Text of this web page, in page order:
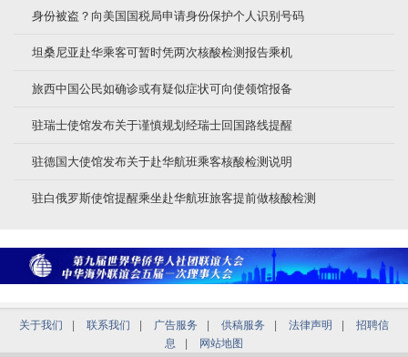
身份被盗？向美国国税局申请身份保护个人识别号码
坦桑尼亚赴华乘客可暂时凭两次核酸检测报告乘机
旅西中国公民如确诊或有疑似症状可向使领馆报备
驻瑞士使馆发布关于谨慎规划经瑞士回国路线提醒
驻德国大使馆发布关于赴华航班乘客核酸检测说明
驻白俄罗斯使馆提醒乘坐赴华航班旅客提前做核酸检测
关于我们 联系我们 广告服务 供稿服务 法律声明
招聘信
息
网站地图